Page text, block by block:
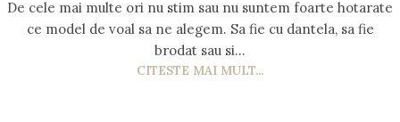
De cele mai multe ori nu stim sau nu suntem foarte hotarate
ce model de voal sa ne alegem. Sa fie cu dantela, sa fie
brodat sau si...
CITESTE MAI MULT...